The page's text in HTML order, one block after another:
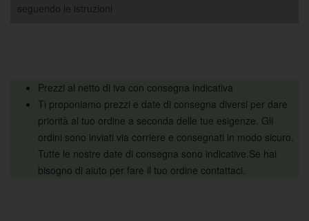
seguendo le istruzioni
Prezzi al netto di iva con consegna indicativa
Ti proponiamo prezzi e date di consegna diversi per dare
priorità al tuo ordine a seconda delle tue esigenze. Gli
ordini sono inviati via corriere e consegnati in modo sicuro.
Tutte le nostre date di consegna sono indicative.Se hai
bisogno di aiuto per fare il tuo ordine contattaci.